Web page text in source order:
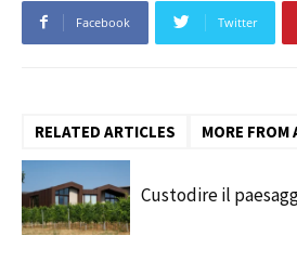
Facebook Twitter
RELATED ARTICLES MORE FROM
Custodire il